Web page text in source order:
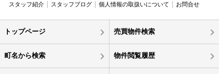
スタッフ紹介
スタッフブログ 個人情報の取扱いについて お問合せ
トップページ 売買物件検索
町名から検索 物件閲覧履歴